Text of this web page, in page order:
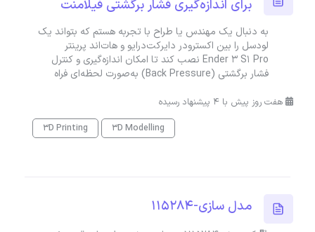
برای اندازه‌گیری فشار برگشتی فیلامنت
به دنبال یک مهندس یا طراح با تجربه هستم که بتواند یک
لودسل را بین اکسترودر دایرکت‌درایو و هات‌اند پرینتر
Ender 3 S1 Pro نصب کند تا امکان اندازه‌گیری و کنترل
فشار برگشتی (Back Pressure) به‌صورت لحظه‌ای فراه
هفت روز پیش با 4 پیشنهاد رسیده
3D Modelling
3D Printing
مدل سازی-115284